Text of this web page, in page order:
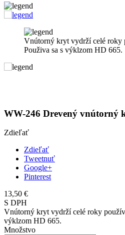
Vnútorný kryt vydrží celé roky
Použiva sa s výklzom HD 665.
WW-246 Drevený vnútorný
Zdieľať
Zdieľať
Tweetnuť
Google+
Pinterest
13,50 €
S DPH
Vnútorný kryt vydrží celé roky
výklzom HD 665.
Množstvo